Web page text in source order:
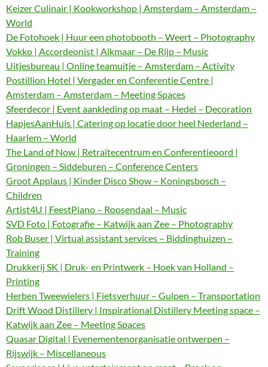
Keizer Culinair | Kookworkshop | Amsterdam – Amsterdam –
World
De Fotohoek | Huur een photobooth – Weert – Photography
Vokko | Accordeonist | Alkmaar – De Rijp – Music
Uitjesbureau | Online teamuitje – Amsterdam – Activity
Postillion Hotel | Vergader en Conferentie Centre |
Amsterdam – Amsterdam – Meeting Spaces
Sfeerdecor | Event aankleding op maat – Hedel – Decoration
HapjesAanHuis | Catering op locatie door heel Nederland –
Haarlem – World
The Land of Now | Retraitecentrum en Conferentieoord |
Groningen – Siddeburen – Conference Centers
Groot Applaus | Kinder Disco Show – Koningsbosch –
Children
Artist4U | FeestPiano – Roosendaal – Music
SVD Foto | Fotografie – Katwijk aan Zee – Photography
Rob Buser | Virtual assistant services – Biddinghuizen –
Training
Drukkerij SK | Druk- en Printwerk – Hoek van Holland –
Printing
Herben Tweewielers | Fietsverhuur – Gulpen – Transportation
Drift Wood Distillery | Inspirational Distillery Meeting space –
Katwijk aan Zee – Meeting Spaces
Quasar Digital | Evenementenorganisatie ontwerpen –
Rijswijk – Miscellaneous